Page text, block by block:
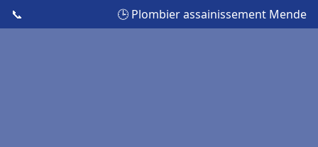
📞 🕒 Plombier assainissement Mende